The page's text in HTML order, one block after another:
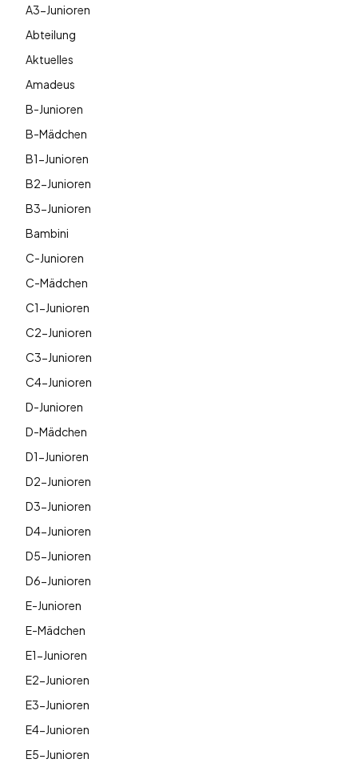
A3-Junioren
Abteilung
Aktuelles
Amadeus
B-Junioren
B-Mädchen
B1-Junioren
B2-Junioren
B3-Junioren
Bambini
C-Junioren
C-Mädchen
C1-Junioren
C2-Junioren
C3-Junioren
C4-Junioren
D-Junioren
D-Mädchen
D1-Junioren
D2-Junioren
D3-Junioren
D4-Junioren
D5-Junioren
D6-Junioren
E-Junioren
E-Mädchen
E1-Junioren
E2-Junioren
E3-Junioren
E4-Junioren
E5-Junioren